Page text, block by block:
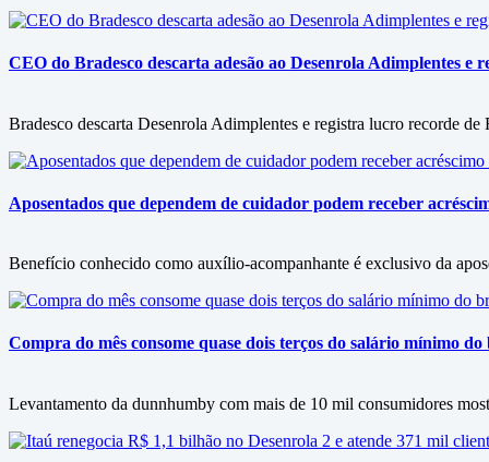
CEO do Bradesco descarta adesão ao Desenrola Adimplentes e
Bradesco descarta Desenrola Adimplentes e registra lucro recorde
Aposentados que dependem de cuidador podem receber
Benefício conhecido como auxílio-acompanhante é exclusivo da
Compra do mês consome quase dois terços do salário mínimo
Levantamento da dunnhumby com mais de 10 mil consumidores